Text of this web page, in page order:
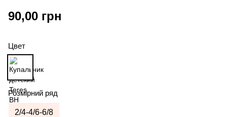
90,00 грн
Цвет
Розмірний ряд
2/4-4/6-6/8